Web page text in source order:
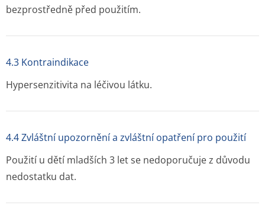
bezprostředně před použitím.
4.3 Kontraindikace
Hypersenzitivita na léčivou látku.
4.4 Zvláštní upozornění a zvláštní opatření pro použití
Použití u dětí mladších 3 let se nedoporučuje z důvodu
nedostatku dat.